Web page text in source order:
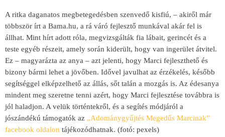
A ritka daganatos megbetegedésben szenvedő kisfiú, – akiről már
többször írt a Bama.hu, a rá váró fejlesztő munkával akár fel is
állhat. Mint hírt adott róla, megvizsgálták fia lábait, gerincét és a
teste egyéb részeit, amely során kiderült, hogy van ingerület átvitel.
Ez – magyarázta az anya – azt jelenti, hogy Marci fejleszthető és
bizony bármi lehet a jövőben. Idővel javulhat az érzékelés, később
segítséggel elképzelhető az állás, sőt talán a mozgás is. Az édesanya
mindent meg szeretne tenni azért, hogy Marci fejlesztése továbbra is
jól haladjon. A velük történtekről, és a segítés módjáról a
jószándékú támogatók az „Adománygyűjtés Megedűs Marcinak”
facebook oldalon tájékozódhatnak. (fotó: pexels)